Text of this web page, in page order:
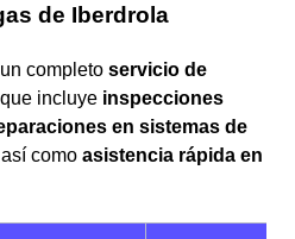
de Iberdrola
completo servicio de
incluye inspecciones
en sistemas de
así como asistencia rápida en